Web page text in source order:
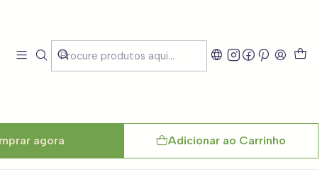
Onthego
Adicionar ao Carrinho
agora